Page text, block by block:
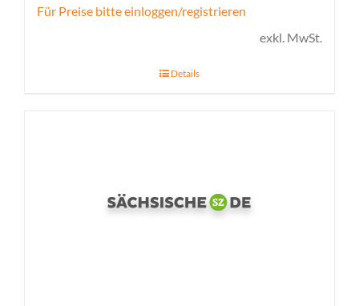
Für Preise bitte einloggen/registrieren
exkl. MwSt.
Details